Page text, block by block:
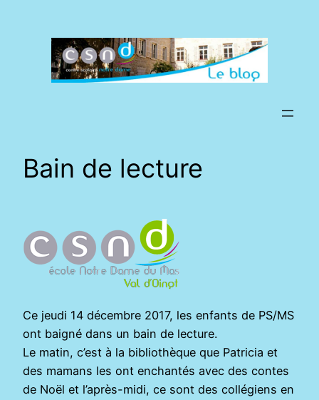
Bain de lecture
Ce jeudi 14 décembre 2017, les enfants de PS/MS
ont baigné dans un bain de lecture.
Le matin, c’est à la bibliothèque que Patricia et
des mamans les ont enchantés avec des contes
de Noël et l’après-midi, ce sont des collégiens en